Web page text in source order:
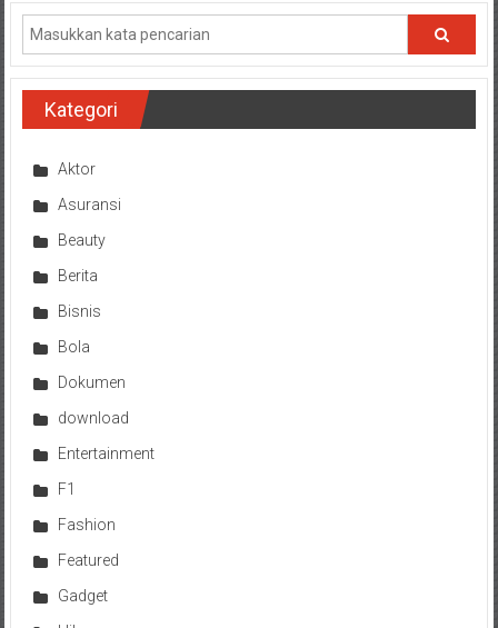
Kategori
Aktor
Asuransi
Beauty
Berita
Bisnis
Bola
Dokumen
download
Entertainment
F1
Fashion
Featured
Gadget